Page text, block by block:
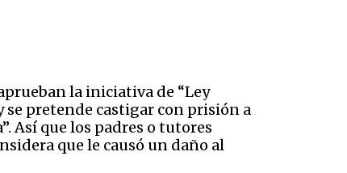
la iniciativa de “Ley
se pretende castigar con prisión a
Así que los padres o tutores
que le causó un daño al